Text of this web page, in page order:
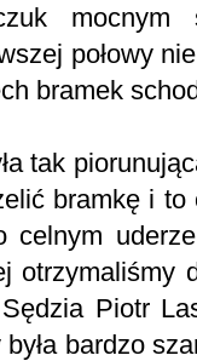
mocnym
połowy
bramek
tak
bramkę i
otrzymaliśmy
Piotr
bardzo